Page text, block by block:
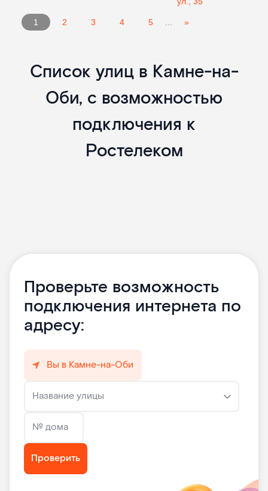
1 2 3 4 5 »
Список улиц в Камне-на-
Оби, с возможностью
подключения к
Ростелеком
Проверьте возможность
подключения интернета по
адресу:
Вы в Камне-на-Оби
Название улицы
№ дома
Проверить